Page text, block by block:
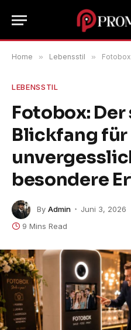
Home » Lebensstil » Fotobox: Der
LEBENSSTIL
Fotobox:
Blickfang für
besondere
By Admin Juni 3, 2026
9 Mins Read